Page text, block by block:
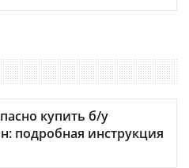
купить б/у
подробная инструкция